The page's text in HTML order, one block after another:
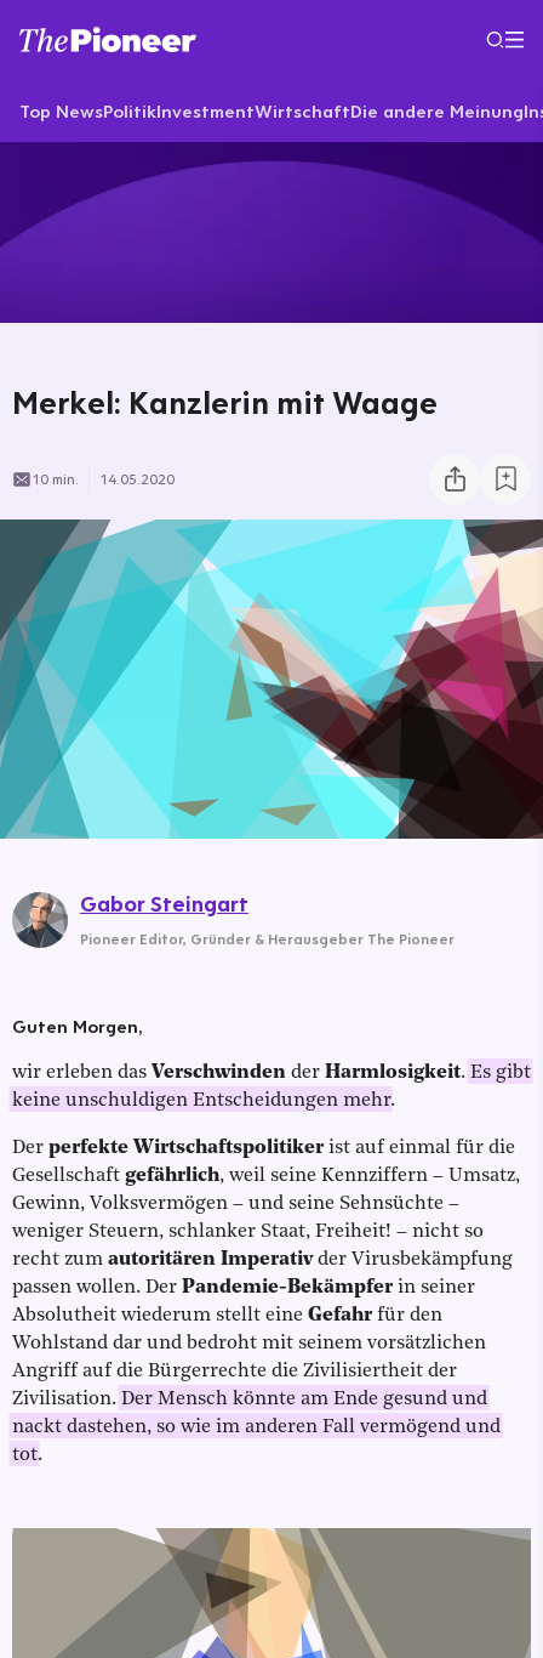
Top NewsPolitikInvestmentWirtschaftDie andere Meinung
Merkel: Kanzlerin mit Waage
10 min. 14.05.2020
Guten Morgen,
wir erleben das Verschwinden der Harmlosigkeit. Es gibt
keine unschuldigen Entscheidungen mehr.
Der perfekte Wirtschaftspolitikerist auf einmal für die
Gesellschaft gefährlich, weil seine Kennziffern – Umsatz,
Gewinn, Volksvermögen – und seine Sehnsüchte –
weniger Steuern, schlanker Staat, Freiheit! – nicht so
recht zum autoritären Imperativder Virusbekämpfung
passen wollen. Der Pandemie-Bekämpferin seiner
Absolutheit wiederum stellt eine Gefahrfür den
Wohlstand dar und bedroht mit seinem vorsätzlichen
Angriff auf die Bürgerrechte die Zivilisiertheit der
Zivilisation. Der Mensch könnte am Ende gesund und
nackt dastehen, so wie im anderen Fall vermögend und
tot.
Gabor Steingart
Pioneer Editor, Gründer & Herausgeber The Pioneer